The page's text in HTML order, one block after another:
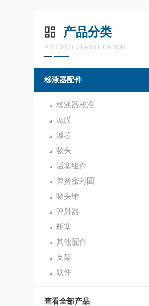
产品分类
PRODUCT CLASSIFICATION
移液器配件
移液器校准
滤膜
滤芯
吸头
活塞组件
弹簧密封圈
吸头锥
弹射器
瓶塞
其他配件
支架
软件
查看全部产品